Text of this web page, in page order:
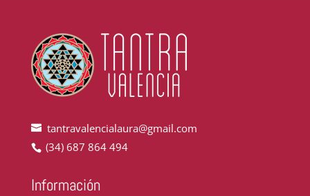
tantravalencialaura@gmail.com
(34) 687 864 494
Información